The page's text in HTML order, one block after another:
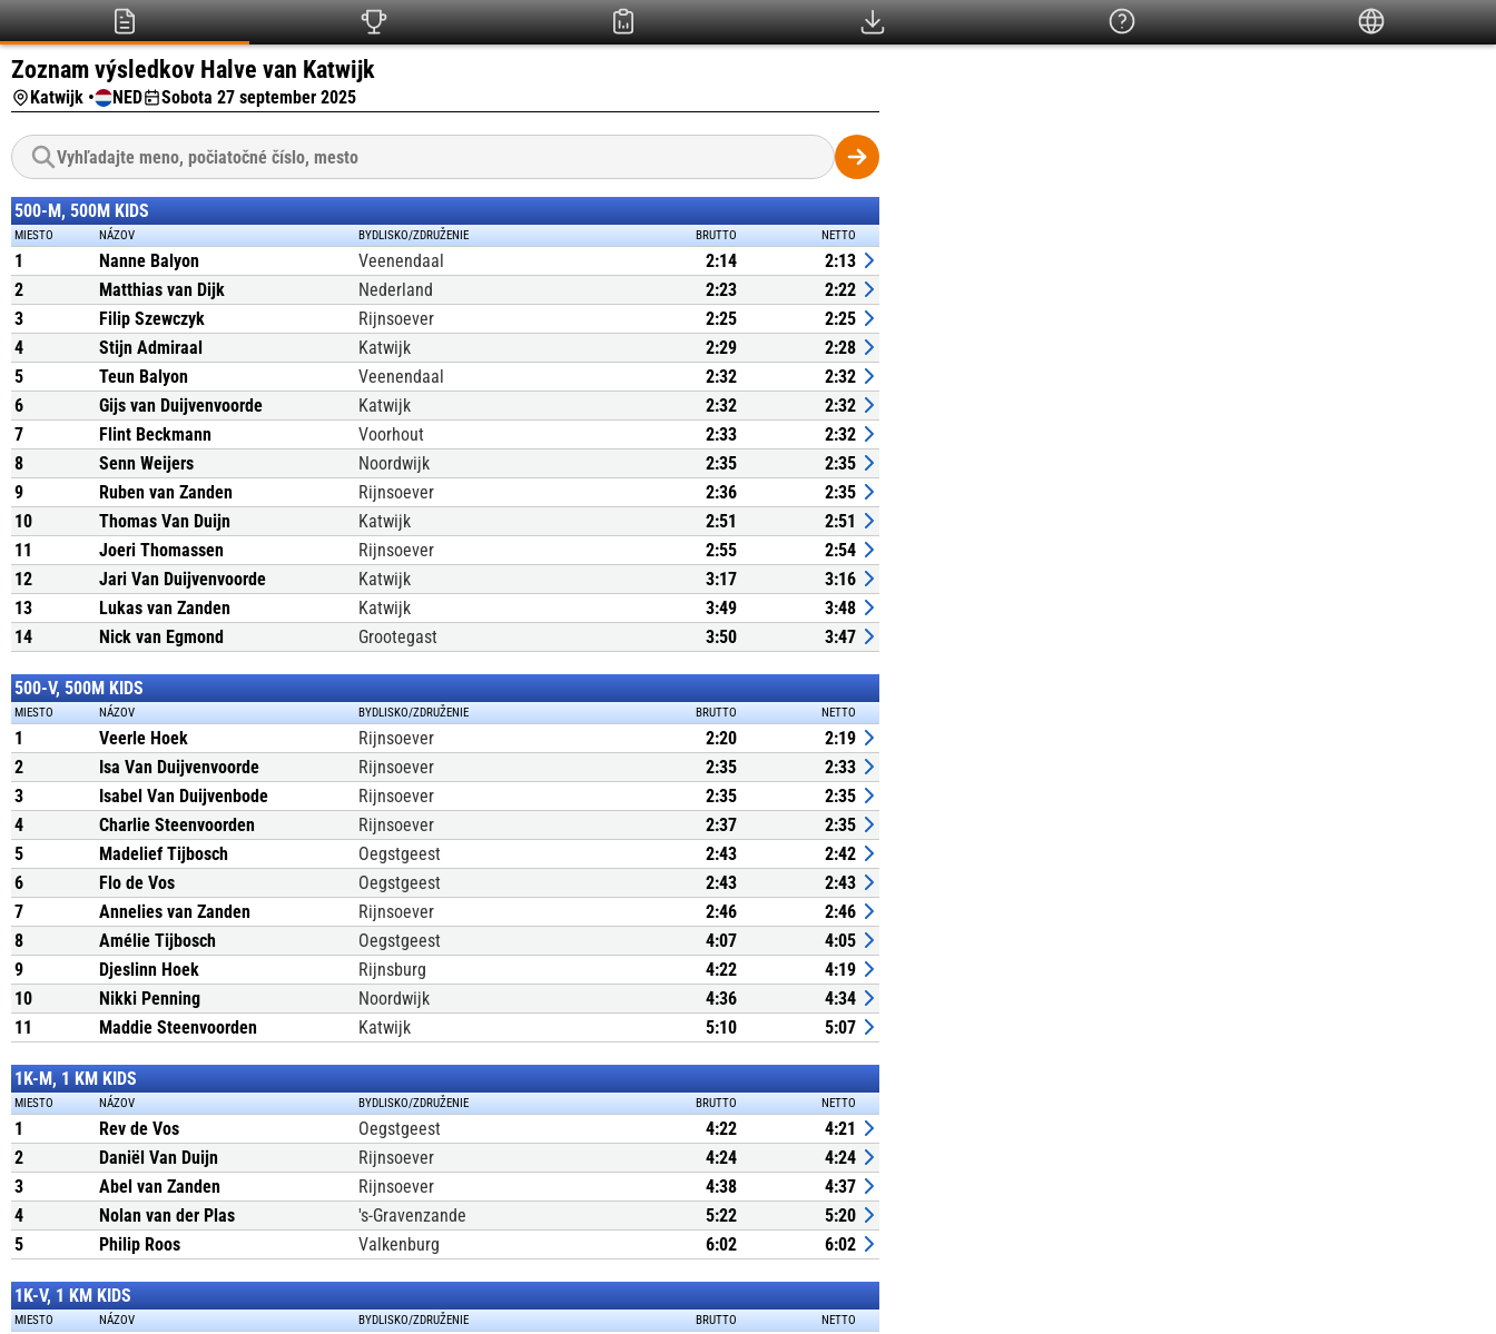
Zoznam výsledkov Halve van Katwijk
Katwijk • NED Sobota 27 september 2025
500-M, 500M KIDS
MIESTO NÁZOV BYDLISKO/ZDRUŽENIE BRUTTO NETTO
1 Nanne Balyon Veenendaal 2:14
2:13
2
Matthias van Dijk Nederland 2:23
2:22
3
Filip Szewczyk Rijnsoever 2:25
2:25
4
Stijn Admiraal Katwijk 2:29
2:28
5
Teun Balyon Veenendaal 2:32
2:32
6
Gijs van Duijvenvoorde Katwijk 2:32
2:32
7
Flint Beckmann Voorhout 2:33
2:32
8
Senn Weijers Noordwijk 2:35
2:35
9
Ruben van Zanden Rijnsoever 2:36
2:35
10
Thomas Van Duijn Katwijk 2:51
2:51
11
Joeri Thomassen Rijnsoever 2:55
2:54
12
Jari Van Duijvenvoorde Katwijk 3:17
3:16
13
Lukas van Zanden Katwijk 3:49
3:48
14
Nick van Egmond Grootegast 3:50 3:47
500-V, 500M KIDS
MIESTO NÁZOV BYDLISKO/ZDRUŽENIE BRUTTO NETTO
1 Veerle Hoek Rijnsoever 2:20
2:19
2
Isa Van Duijvenvoorde Rijnsoever 2:35
2:33
3
Isabel Van Duijvenbode Rijnsoever 2:35
2:35
4
Charlie Steenvoorden Rijnsoever 2:37
2:35
5
Madelief Tijbosch Oegstgeest 2:43
2:42
6
Flo de Vos Oegstgeest 2:43
2:43
7
Annelies van Zanden Rijnsoever 2:46
2:46
8
Amélie Tijbosch Oegstgeest 4:07
4:05
9
Djeslinn Hoek Rijnsburg 4:22
4:19
10
Nikki Penning Noordwijk 4:36
4:34
11
Maddie Steenvoorden Katwijk 5:10 5:07
1K-M, 1 KM KIDS
MIESTO NÁZOV BYDLISKO/ZDRUŽENIE BRUTTO NETTO
1 Rev de Vos Oegstgeest 4:22
4:21
2
Daniël Van Duijn Rijnsoever 4:24
4:24
3
Abel van Zanden Rijnsoever 4:38
4:37
4
Nolan van der Plas 's-Gravenzande 5:22
5:20
5
Philip Roos Valkenburg 6:02 6:02
1K-V, 1 KM KIDS
MIESTO NÁZOV BYDLISKO/ZDRUŽENIE BRUTTO NETTO